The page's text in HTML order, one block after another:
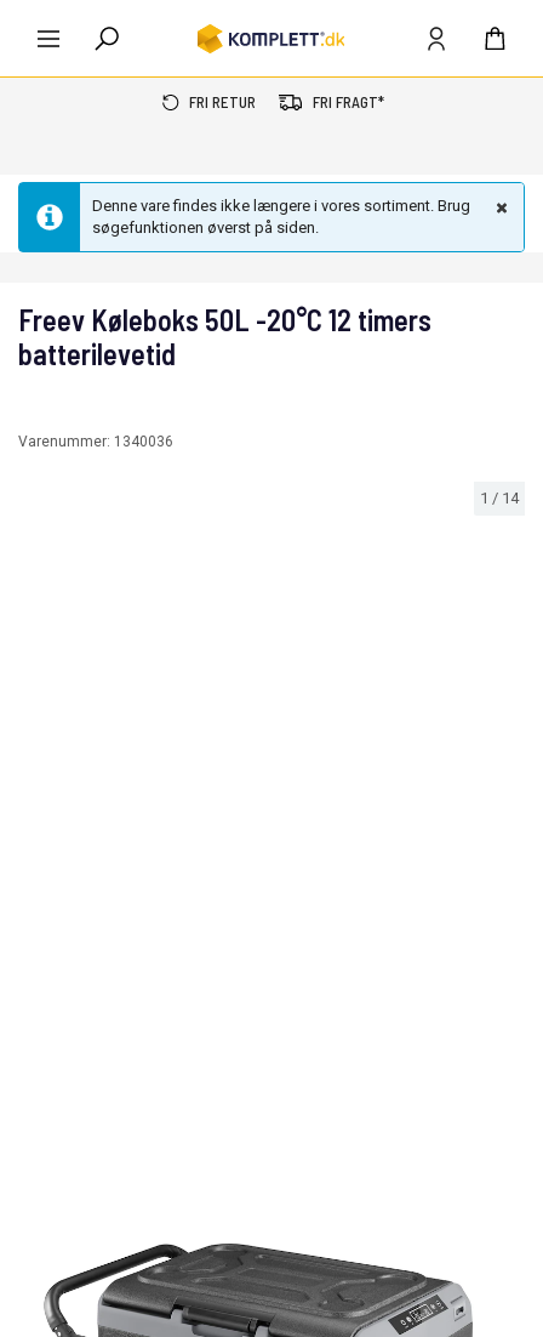
FRI RETUR FRI FRAGT*
Denne vare findes ikke længere i vores sortiment. Brug
søgefunktionen øverst på siden.
1 / 14
Freev Køleboks 50L -20°C 12 timers
batterilevetid
Varenummer: 1340036